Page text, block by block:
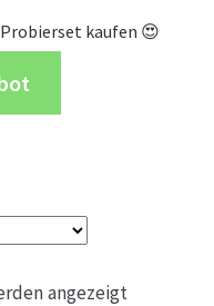
kaufen 😍
angezeigt